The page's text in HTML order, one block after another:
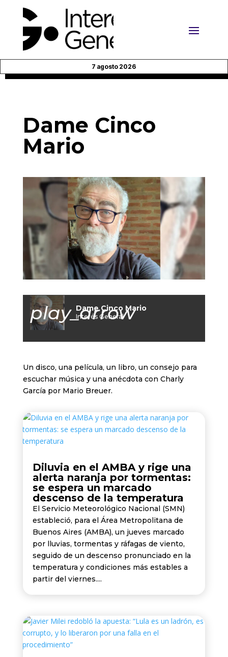
7 agosto 2026
Dame Cinco
Mario
play_arrow
Dame Cinco Mario
Interés General
Un disco, una película, un libro, un consejo para
escuchar música y una anécdota con Charly
García por Mario Breuer.
Diluvia en el AMBA y rige una
alerta naranja por tormentas:
se espera un marcado
descenso de la temperatura
El Servicio Meteorológico Nacional (SMN)
estableció, para el Área Metropolitana de
Buenos Aires (AMBA), un jueves marcado
por lluvias, tormentas y ráfagas de viento,
seguido de un descenso pronunciado en la
temperatura y condiciones más estables a
partir del viernes....